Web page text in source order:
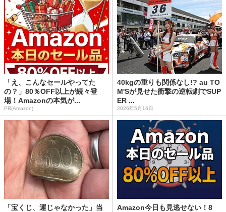
「え、こんなセールやってた
の？」80％OFF以上が続々登
場！Amazonの本気が...
PR(Amazon)
40kgの重りも関係なし!? au TO
M'Sが見せた衝撃の逆転劇でSUP
ER ...
2026年5月16日
「宝くじ、運じゃなかった」当
Amazon今日も見逃せない！8